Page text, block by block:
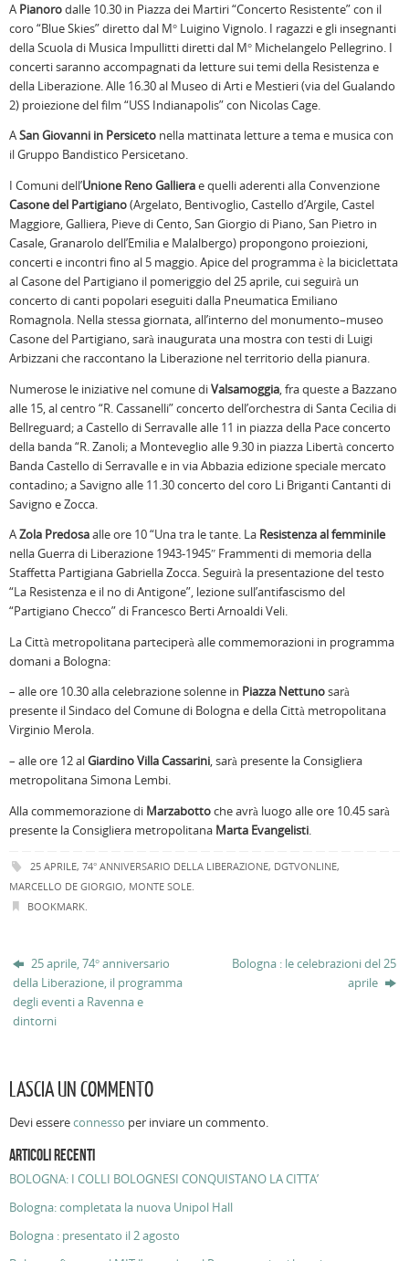
A Pianorodalle 10.30 in Piazza dei Martiri “Concerto Resistente” con il
coro “Blue Skies” diretto dal M° Luigino Vignolo. I ragazzi e gli insegnanti
della Scuola di Musica Impullitti diretti dal M° Michelangelo Pellegrino. I
concerti saranno accompagnati da letture sui temi della Resistenza e
della Liberazione. Alle 16.30 al Museo di Arti e Mestieri (via del Gualando
2) proiezione del film “USS Indianapolis” con Nicolas Cage.
ASan Giovanni in Persiceto nella mattinata letture a tema e musica con
il Gruppo Bandistico Persicetano.
I Comuni dell’Unione Reno Gallierae quelli aderenti alla Convenzione
Casone del Partigiano(Argelato, Bentivoglio, Castello d’Argile, Castel
Maggiore, Galliera, Pieve di Cento, San Giorgio di Piano, San Pietro in
Casale, Granarolo dell’Emilia e Malalbergo) propongono proiezioni,
concerti e incontri fino al 5 maggio. Apice del programma è la biciclettata
al Casone del Partigiano il pomeriggio del 25 aprile, cui seguirà un
concerto di canti popolari eseguiti dalla Pneumatica Emiliano
Romagnola. Nella stessa giornata, all’interno del monumento–museo
Casone del Partigiano, sarà inaugurata una mostra con testi di Luigi
Arbizzani che raccontano la Liberazione nel territorio della pianura.
Numerose le iniziative nel comune diValsamoggia, fra queste a Bazzano
alle 15, al centro “R. Cassanelli” concerto dell’orchestra di Santa Cecilia di
Bellreguard; a Castello di Serravalle alle 11 in piazza della Pace concerto
della banda “R. Zanoli; a Monteveglio alle 9.30 in piazza Libertà concerto
Banda Castello di Serravalle e in via Abbazia edizione speciale mercato
contadino; a Savigno alle 11.30 concerto del coro Li Briganti Cantanti di
Savigno e Zocca.
AZola Predosaalle ore 10 “Una tra le tante. La Resistenza al femminile
nella Guerra di Liberazione 1943-1945″ Frammenti di memoria della
Staffetta Partigiana Gabriella Zocca. Seguirà la presentazione del testo
“La Resistenza e il no di Antigone”, lezione sull’antifascismo del
“Partigiano Checco” di Francesco Berti Arnoaldi Veli.
La Città metropolitana parteciperà alle commemorazioni in programma
domani a Bologna:
– alle ore 10.30 alla celebrazione solenne in Piazza Nettunosarà
presente il Sindaco del Comune di Bologna e della Città metropolitana
Virginio Merola.
– alle ore 12 alGiardino Villa Cassarini, sarà presente la Consigliera
metropolitana Simona Lembi.
Alla commemorazione di Marzabottoche avrà luogo alle ore 10.45 sarà
presente la Consigliera metropolitana Marta Evangelisti.
25 APRILE, 74° ANNIVERSARIO DELLA LIBERAZIONE, DGTVONLINE,
MARCELLO DE GIORGIO, MONTE SOLE
BOOKMARK.
25 aprile, 74° anniversario
della Liberazione, il programma
degli eventi a Ravenna e
dintorni
Bologna : le celebrazioni del 25
aprile
LASCIA UN COMMENTO
Devi essereconnesso per inviare un commento.
ARTICOLI RECENTI
BOLOGNA: I COLLI BOLOGNESI CONQUISTANO LA CITTA’
Bologna: completata la nuova Unipol Hall
Bologna : presentato il 2 agosto